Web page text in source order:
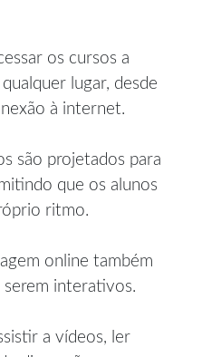
os cursos a
lugar, desde
à internet.
são projetados para
que os alunos
ritmo.
online também
serem interativos.
a vídeos, ler